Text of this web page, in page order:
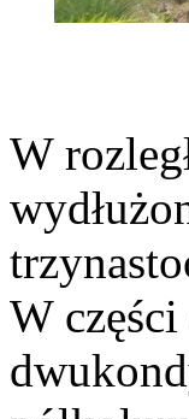
W
W